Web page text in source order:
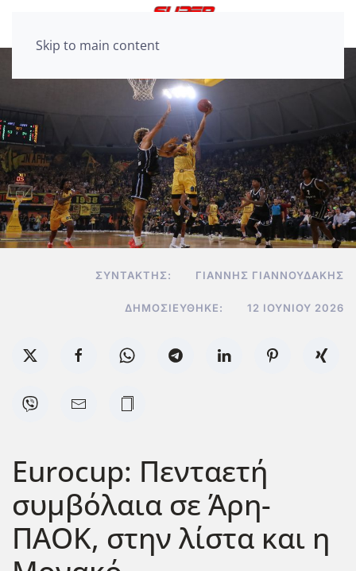
Skip to main content
ΣΥΝΤΆΚΤΗΣ: ΓΙΆΝΝΗΣ ΓΙΑΝΝΟΥΔΆΚΗΣ
ΔΗΜΟΣΙΕΎΘΗΚΕ: 12 ΙΟΥΝΊΟΥ 2026
Eurocup: Πενταετή
συμβόλαια σε Άρη-
ΠΑΟΚ, στην λίστα και η